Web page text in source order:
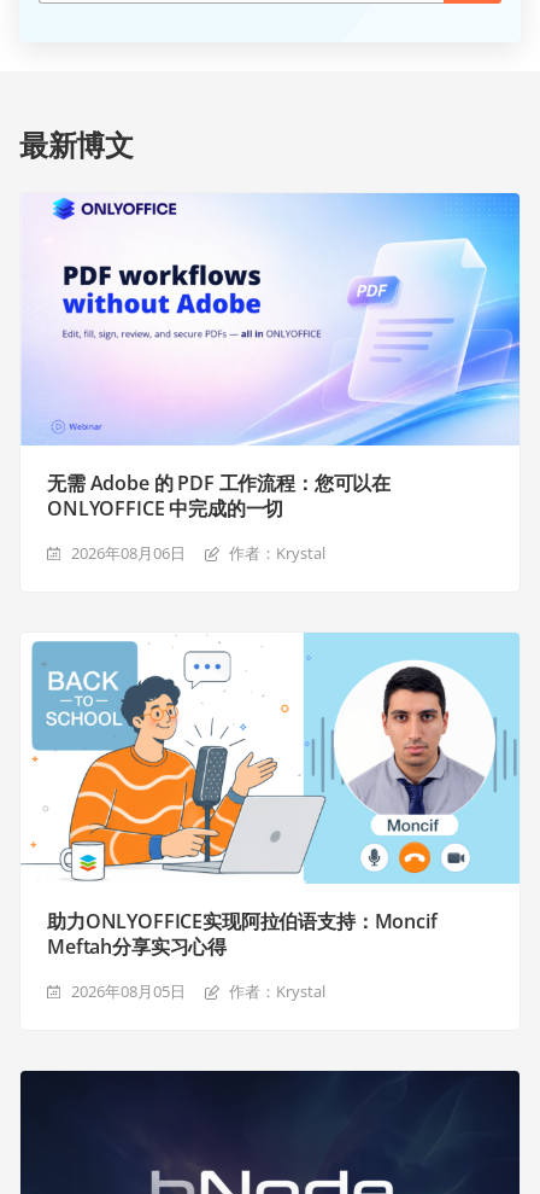
最新博文
无需 Adobe 的 PDF 工作流程：您可以在
ONLYOFFICE 中完成的一切
2026年08月06日 作者：Krystal
助力ONLYOFFICE实现阿拉伯语支持：Moncif
Meftah分享实习心得
2026年08月05日 作者：Krystal